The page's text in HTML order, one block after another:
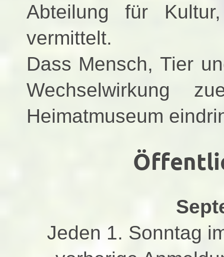
Abteilung für
vermittelt.
Dass Mensch, Tier
Wechselwirkung
Heimatmuseum
Jeden 1. Sonntag